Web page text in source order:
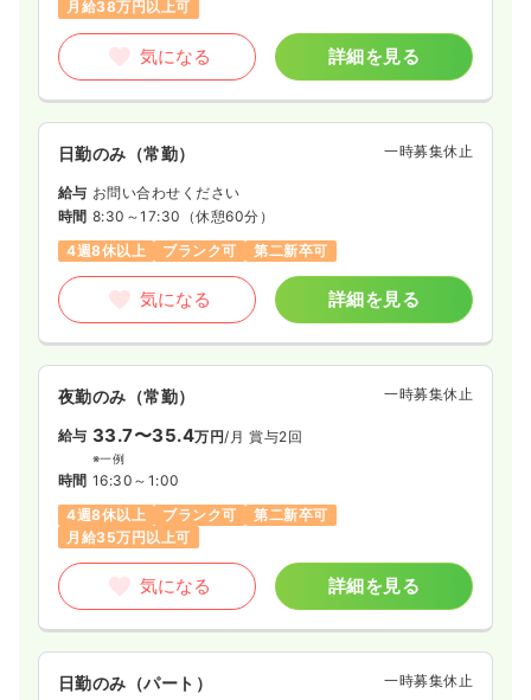
月給38万円以上可
気になる 詳細を見る
日勤のみ（常勤） 一時募集休止
給与 お問い合わせください
時間 8:30～17:30 （休憩60分）
4週8休以上
ブランク可 第二新卒可
気になる 詳細を見る
夜勤のみ（常勤） 一時募集休止
給与 33.7〜35.4万円/月 賞与2回
※一例
時間 16:30～1:00
4週8休以上
ブランク可
第二新卒可
月給35万円以上可
気になる 詳細を見る
日勤のみ（パート） 一時募集休止